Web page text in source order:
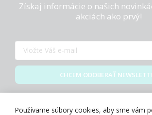
Získaj informácie o našich
akciách ako prvý!
CHCEM ODOBERAŤ
Používame súbory cookies, aby sme vám